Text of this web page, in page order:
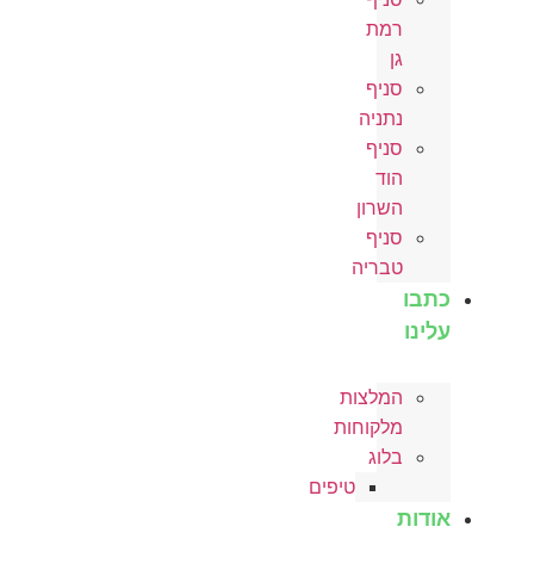
רמת
גן
סניף
נתניה
סניף
הוד
השרון
סניף
טבריה
כתבו
עלינו
המלצות
מלקוחות
בלוג
טיפים
אודות